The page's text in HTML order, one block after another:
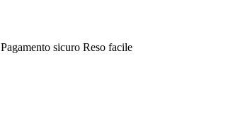
Pagamento sicuro Reso facile